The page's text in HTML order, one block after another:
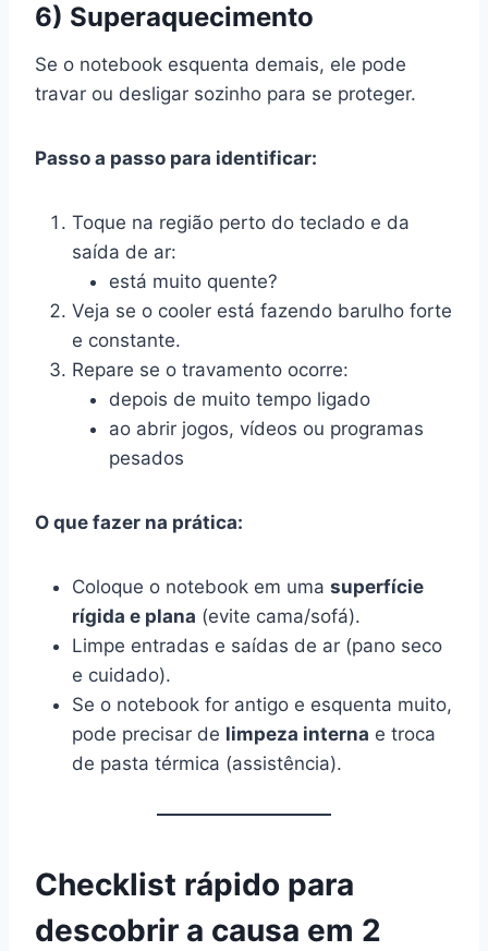
6) Superaquecimento
Se o notebook esquenta demais, ele pode
travar ou desligar sozinho para se proteger.
Passo a passo para identificar:
Toque na região perto do teclado e da
saída de ar:
está muito quente?
Veja se o cooler está fazendo barulho forte
e constante.
Repare se o travamento ocorre:
depois de muito tempo ligado
ao abrir jogos, vídeos ou programas
pesados
O que fazer na prática:
Coloque o notebook em uma superfície
rígida e plana (evite cama/sofá).
Limpe entradas e saídas de ar (pano seco
e cuidado).
Se o notebook for antigo e esquenta muito,
pode precisar de limpeza interna e troca
de pasta térmica (assistência).
Checklist rápido para
descobrir a causa em 2